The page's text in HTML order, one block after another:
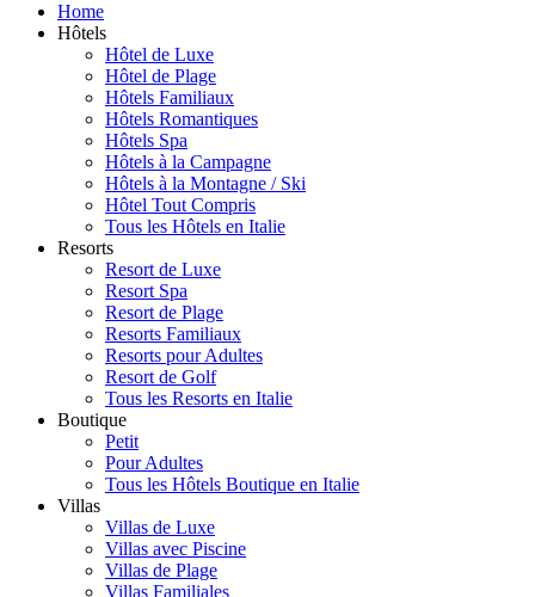
Home
Hôtels
Hôtel de Luxe
Hôtel de Plage
Hôtels Familiaux
Hôtels Romantiques
Hôtels Spa
Hôtels à la Campagne
Hôtels à la Montagne / Ski
Hôtel Tout Compris
Tous les Hôtels en Italie
Resorts
Resort de Luxe
Resort Spa
Resort de Plage
Resorts Familiaux
Resorts pour Adultes
Resort de Golf
Tous les Resorts en Italie
Boutique
Petit
Pour Adultes
Tous les Hôtels Boutique en Italie
Villas
Villas de Luxe
Villas avec Piscine
Villas de Plage
Villas Familiales